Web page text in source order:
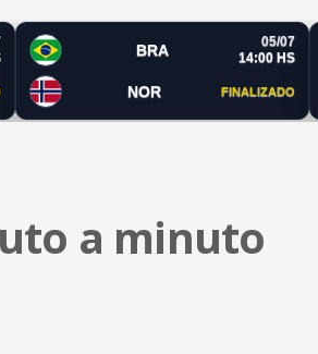
BRA
05/07
14:00 HS
NOR FINALIZADO
a minuto